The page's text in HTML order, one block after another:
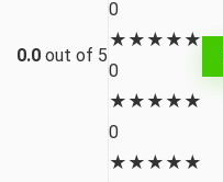
0.0 out of 5
0
★ ★ ★ ★ ★
0
★ ★ ★ ★ ★
0
★ ★ ★ ★ ★